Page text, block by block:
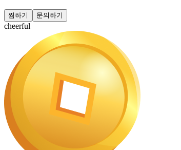
찜하기 문의하기
cheerful